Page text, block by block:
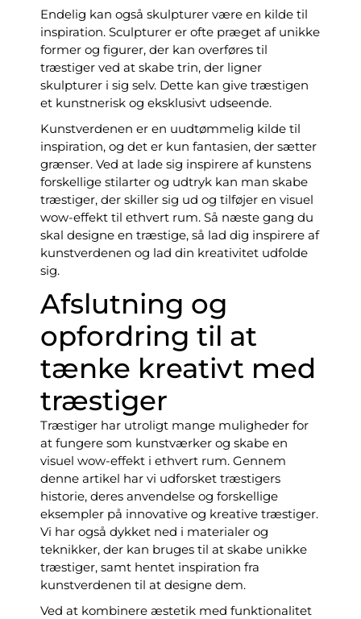
Endelig kan også skulpturer være en kilde til
inspiration. Sculpturer er ofte præget af unikke
former og figurer, der kan overføres til
træstiger ved at skabe trin, der ligner
skulpturer i sig selv. Dette kan give træstigen
et kunstnerisk og eksklusivt udseende.
Kunstverdenen er en uudtømmelig kilde til
inspiration, og det er kun fantasien, der sætter
grænser. Ved at lade sig inspirere af kunstens
forskellige stilarter og udtryk kan man skabe
træstiger, der skiller sig ud og tilføjer en visuel
wow-effekt til ethvert rum. Så næste gang du
skal designe en træstige, så lad dig inspirere af
kunstverdenen og lad din kreativitet udfolde
sig.
Afslutning og
opfordring til at
tænke kreativt med
træstiger
Træstiger har utroligt mange muligheder for
at fungere som kunstværker og skabe en
visuel wow-effekt i ethvert rum. Gennem
denne artikel har vi udforsket træstigers
historie, deres anvendelse og forskellige
eksempler på innovative og kreative træstiger.
Vi har også dykket ned i materialer og
teknikker, der kan bruges til at skabe unikke
træstiger, samt hentet inspiration fra
kunstverdenen til at designe dem.
Ved at kombinere æstetik med funktionalitet